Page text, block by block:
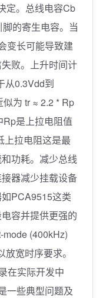
定。总线电容Cb
的寄生电容。当
变长可能导致建
败。上升时间计
从0.3Vdd到
为 tr ≈ 2.2 * Rp
是上拉电阻值
上拉电阻这是最
功耗。减少总线
器减少挂载设备
PCA9515这类
容并提供更强的
(400kHz)
宽时序要求。
在实际开发中
一些典型问题及